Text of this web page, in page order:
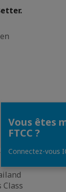
Class
Vous êtes
FTCC ?
Connectez-vous